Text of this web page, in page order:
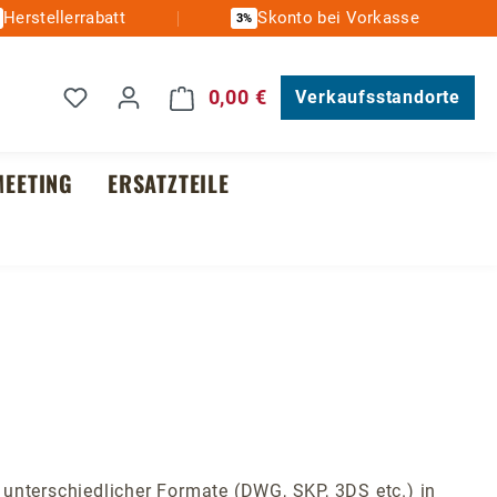
Herstellerrabatt 3% Skonto bei Vorkasse
Du hast 0 Produkte auf dem Merkzettel
0,00 €Warenkorb enthält 0
Verkaufsstandorte
ERSATZTEILE
Formate (DWG, SKP, 3DS etc.) in